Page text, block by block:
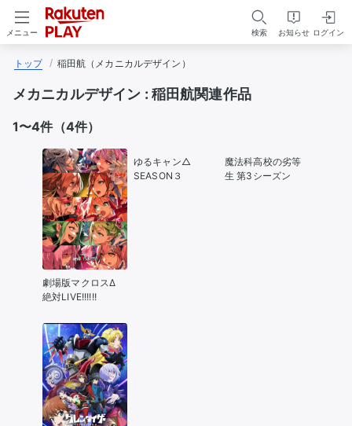
メニュー 検索 お知らせ ログイン
トップ 稲田航（メカニカルデザイン）
メカニカルデザイン : 稲田航関連作品
1〜4件（4件）
劇場版マクロスΔ
絶対LIVE!!!!!!
ゆるキャン△
SEASON３
魔法科高校の劣等
生 第3シーズン